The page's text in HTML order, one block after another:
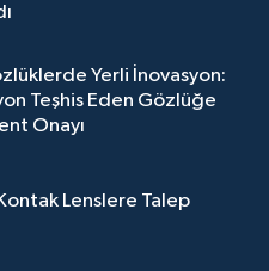
Yerli İnovasyon:
Teşhis Eden Gözlüğe
Onayı
Lenslere Talep